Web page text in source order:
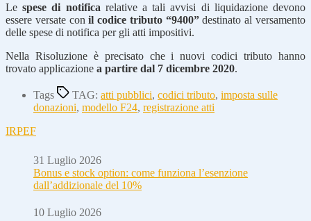
Lespese di notifica relative a tali avvisi di liquidazione devono
essere versate conil codice tributo “9400”destinato al versamento
delle spese di notifica per gli atti impositivi.
Nella Risoluzione è precisato che i nuovi codici tributo hanno
trovato applicazione a partire dal 7 dicembre 2020.
Tags TAG: atti pubblici, codici tributo, imposta sulle
donazioni, modello F24, registrazione atti
IRPEF
31 Luglio 2026
Bonus e stock option: come funziona l’esenzione
dall’addizionale del 10%
10 Luglio 2026